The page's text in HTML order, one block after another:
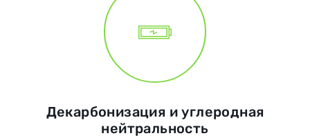
Декарбонизация и углеродная
нейтральность